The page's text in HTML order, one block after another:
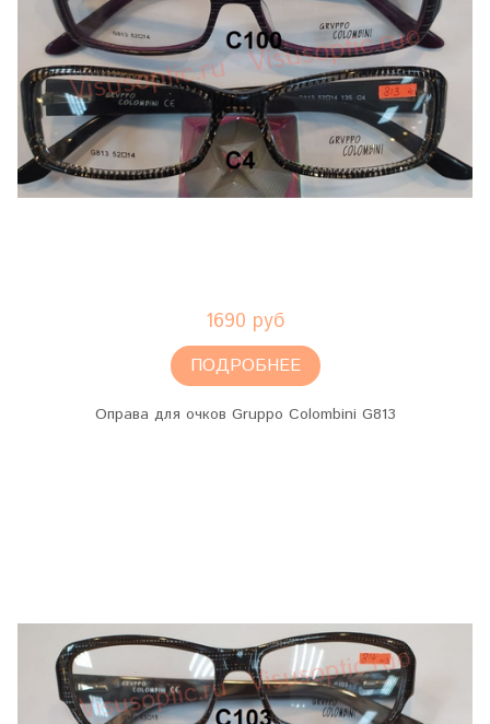
1690 руб
ПОДРОБНЕЕ
Оправа для очков Gruppo Colombini G813